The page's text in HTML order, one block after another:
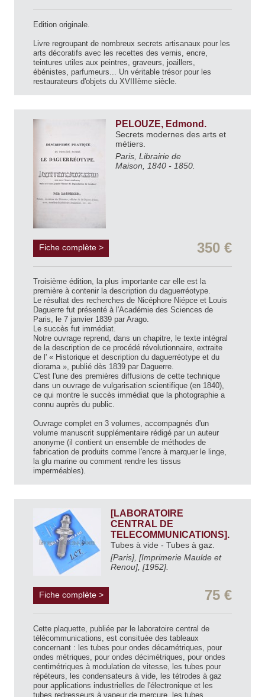
Edition originale.
Livre regroupant de nombreux secrets artisanaux pour les
arts décoratifs avec les recettes des vernis, encre,
teintures utiles aux peintres, graveurs, joaillers,
ébénistes, parfumeurs... Un véritable trésor pour les
restaurateurs d'objets du XVIIIème siècle.
PELOUZE, Edmond.
Secrets modernes des arts et
métiers.
Paris, Librairie de
Maison, 1840 - 1850.
Fiche complète > 350 €
Troisième édition, la plus importante car elle est la
première à contenir la description du daguerréotype.
Le résultat des recherches de Nicéphore Niépce et Louis
Daguerre fut présenté à l'Académie des Sciences de
Paris, le 7 janvier 1839 par Arago.
Le succès fut immédiat.
Notre ouvrage reprend, dans un chapitre, le texte intégral
de la description de ce procédé révolutionnaire, extraite
de l' « Historique et description du daguerréotype et du
diorama », publié dès 1839 par Daguerre.
C'est l'une des premières diffusions de cette technique
dans un ouvrage de vulgarisation scientifique (en 1840),
ce qui montre le succès immédiat que la photographie a
connu auprès du public.
Ouvrage complet en 3 volumes, accompagnés d'un
volume manuscrit supplémentaire rédigé par un auteur
anonyme (il contient un ensemble de méthodes de
fabrication de produits comme l'encre à marquer le linge,
la glu marine ou comment rendre les tissus
imperméables).
[LABORATOIRE
CENTRAL DE
TELECOMMUNICATIONS].
Tubes à vide - Tubes à gaz.
[Paris], [Imprimerie Maulde et
Renou], [1952].
Fiche complète > 75 €
Cette plaquette, publiée par le laboratoire central de
télécommunications, est consituée des tableaux
concernant : les tubes pour ondes décamétriques, pour
ondes métriques, pour ondes décimétriques, pour ondes
centimétriques à modulation de vitesse, les tubes pour
répéteurs, les condensateurs à vide, les tétrodes à gaz
pour applications industrielles de l'électronique et les
tubes redresseurs à vapeur de mercure, les tubes